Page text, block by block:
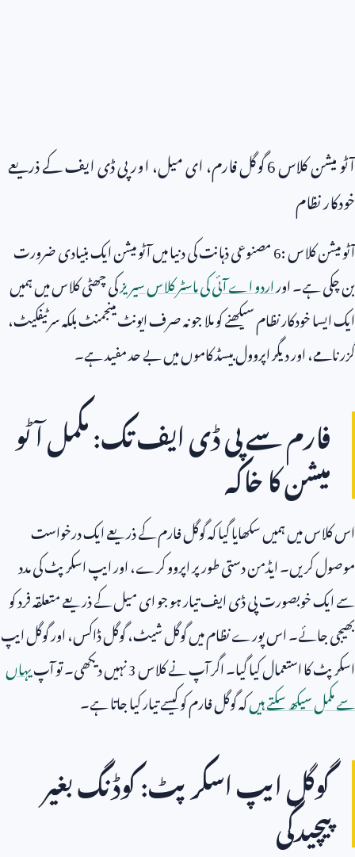
آٹو میشن کلاس6گوگل فارم، ای میل، اور پی ڈی ایف کے ذریعے
خودکار نظام
آٹو میشن کلاس6:مصنوعی ذہانت کی دنیا میں آٹو میشن ایک بنیادی ضرورت
بن چکی ہے۔ اوراردو اے آئی کی ماسٹر کلاس سیریزکی چھٹی کلاس میں ہمیں
ایک ایسا خودکار نظام سیکھنے کو ملا جو نہ صرف ایونٹ مینجمنٹ بلکہ سرٹیفکیٹ،
گزر نامے، اور دیگر اپروول بیسڈ کاموں میں بے حد مفید ہے۔
فارم سے پی ڈی ایف تک: مکمل آٹو
میشن کا خاکہ
اس کلاس میں ہمیں سکھایا گیا کہ گوگل فارم کے ذریعے ایک درخواست
موصول کریں۔ ایڈمن دستی طور پر اپروو کرے، اور ایپ اسکرپٹ کی مدد
سے ایک خوبصورت پی ڈی ایف تیار ہو جو ای میل کے ذریعے متعلقہ فرد کو
بھیجی جائے۔ اس پورے نظام میں گوگل شیٹ، گوگل ڈاکس، اور گوگل ایپ
اسکرپٹ کا استعمال کیا گیا۔ اگر آپ نے کلاس3نہیں دیکھی۔ تو آپیہاں
سے مکمل سیکھ سکتے ہیںکہ گوگل فارم کو کیسے تیار کیا جاتا ہے۔
گوگل ایپ اسکرپٹ: کوڈنگ بغیر
پیچیدگی